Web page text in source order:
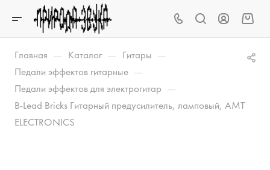
Главная — Каталог — Гитары —
Педали эффектов гитарные —
Педали эффектов для электрогитар —
B-Lead Bricks Гитарный предусилитель, ламповый, AMT
ELECTRONICS